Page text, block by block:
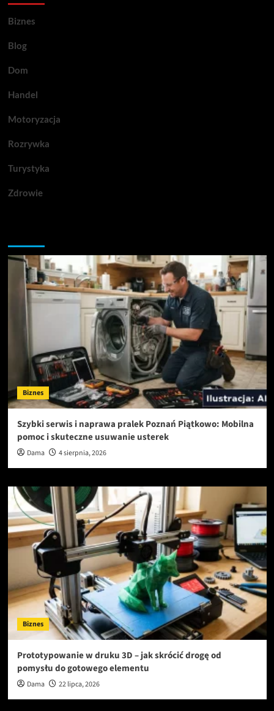
Biznes
Blog
Dom
Handel
Motoryzacja
Rozrywka
Turystyka
Zdrowie
Biznes
Szybki serwis i naprawa pralek Poznań Piątkowo: Mobilna
pomoc i skuteczne usuwanie usterek
Dama 4 sierpnia, 2026
Biznes
Prototypowanie w druku 3D – jak skrócić drogę od
pomysłu do gotowego elementu
Dama 22 lipca, 2026